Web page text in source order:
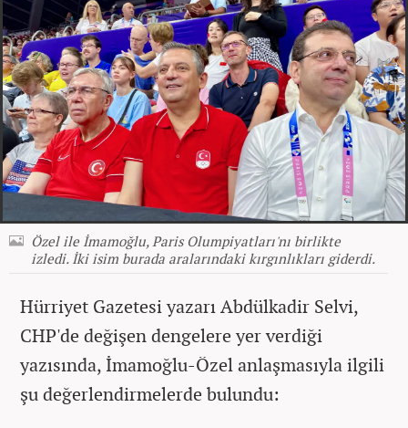
Özel ile İmamoğlu, Paris Olumpiyatları'nı birlikte
izledi. İki isim burada aralarındaki kırgınlıkları giderdi.
Hürriyet Gazetesi yazarı Abdülkadir Selvi,
CHP'de değişen dengelere yer verdiği
yazısında, İmamoğlu-Özel anlaşmasıyla ilgili
şu değerlendirmelerde bulundu: